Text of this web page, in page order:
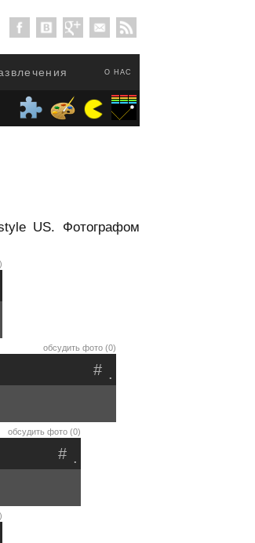
О НАС
US. Фотографом
обсудить фото (0)
.
#
обсудить фото (0)
.
#